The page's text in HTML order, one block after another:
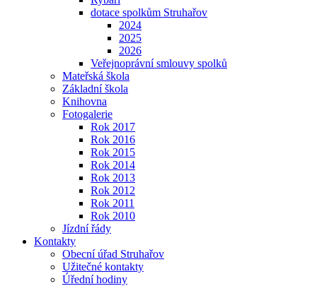
dotace spolkům Struhařov
2024
2025
2026
Veřejnoprávní smlouvy spolků
Mateřská škola
Základní škola
Knihovna
Fotogalerie
Rok 2017
Rok 2016
Rok 2015
Rok 2014
Rok 2013
Rok 2012
Rok 2011
Rok 2010
Jízdní řády
Kontakty
Obecní úřad Struhařov
Užitečné kontakty
Úřední hodiny